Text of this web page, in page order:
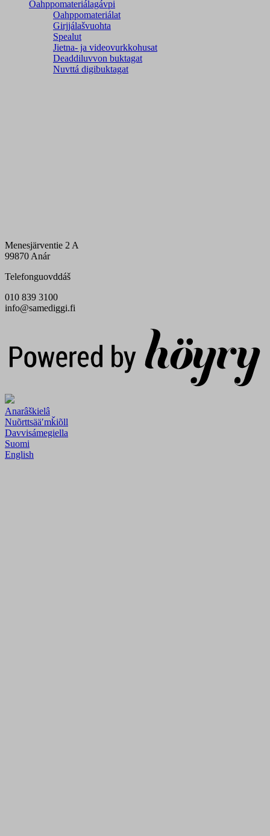
Oahppomateriálagávpi
Oahppomateriálat
Girjjálašvuohta
Spealut
Jietna- ja videovurkkohusat
Deaddiluvvon buktagat
Nuvttá digibuktagat
Menesjärventie 2 A
99870 Anár
Telefonguovddáš
010 839 3100
info@samediggi.fi
Anarâškielâ
Nuõrttsääʹmǩiõll
Davvisámegiella
Suomi
English